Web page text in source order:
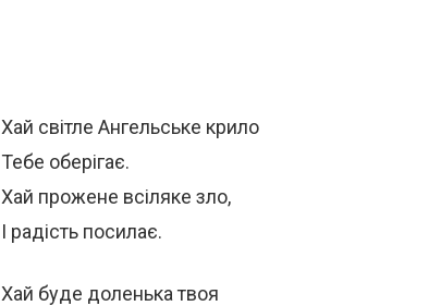
Хай світле Ангельське крило
Тебе оберігає.
Хай прожене всіляке зло,
І радість посилає.
Хай буде доленька твоя